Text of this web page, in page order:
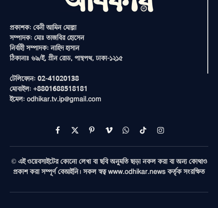
প্রকাশক: বেনী আমিন মোল্লা
সম্পাদক: মোঃ তাজবির হোসেন
নির্বাহী সম্পাদক: নাহিদ হাসান
ঠিকানাঃ ৬৯/ই, গ্রীন রোড, পান্থপথ, ঢাকা-১২১৫
টেলিফোন: 02-41020138
মোবাইল: +8801688518181
ইমেল: odhikar.tv.ip@gmail.com
Facebook
X
(Twitter)
PinterestVimeoWhatsAppTikTokInstagram
© এই ওয়েবসাইটের কোনো লেখা বা ছবি অনুমতি ছাড়া নকল করা বা অন্য কোথাও
প্রকাশ করা সম্পূর্ণ বেআইনি। সকল স্বত্ব www.odhikar.news কর্তৃক সংরক্ষিত